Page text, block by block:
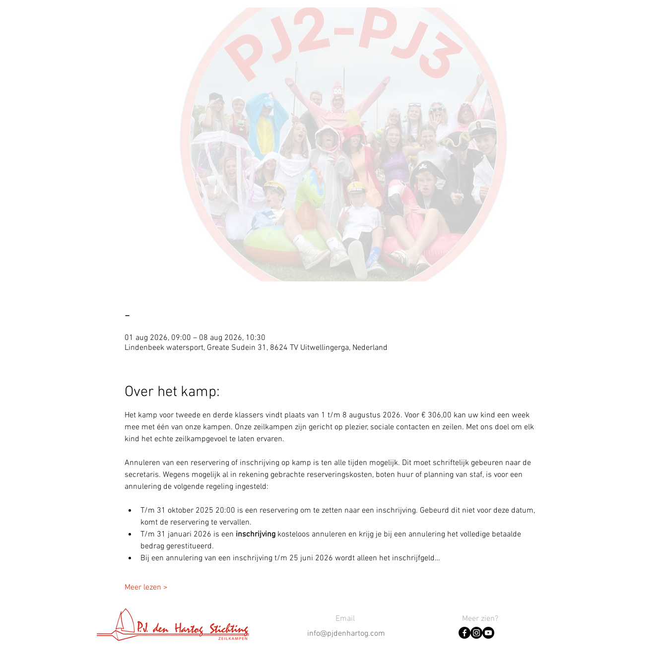
-
01 aug 2026, 09:00 – 08 aug 2026, 10:30
Lindenbeek watersport, Greate Sudein 31, 8624 TV Uitwellingerga, Nederland
Over het kamp:
Het kamp voor tweede en derde klassers vindt plaats van 1 t/m 8 augustus 2026. Voor € 306,00 kan uw kind een week
mee met één van onze kampen. Onze zeilkampen zijn gericht op plezier, sociale contacten en zeilen. Met ons doel om elk
kind het echte zeilkampgevoel te laten ervaren.
Annuleren van een reservering of inschrijving op kamp is ten alle tijden mogelijk. Dit moet schriftelijk gebeuren naar de
secretaris. Wegens mogelijk al in rekening gebrachte reserveringskosten, boten huur of planning van staf, is voor een
annulering de volgende regeling ingesteld:
T/m 31 oktober 2025 20:00 is een reservering om te zetten naar een inschrijving. Gebeurd dit niet voor deze datum,
komt de reservering te vervallen.
T/m 31 januari 2026 is een inschrijving kosteloos annuleren en krijg je bij een annulering het volledige betaalde
bedrag gerestitueerd.
Bij een annulering van een inschrijving t/m 25 juni 2026 wordt alleen het inschrijfgeld…
Meer lezen >
Email
info@pjdenhartog.com
Meer zien?